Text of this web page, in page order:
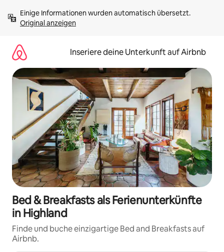
Inhalten
springenOriginal anzeigen
Inseriere deine Unterkunft auf Airbnb
Bed & Breakfasts als Ferienunterkünfte
in Highland
Finde und buche einzigartige Bed and Breakfasts auf
Airbnb.